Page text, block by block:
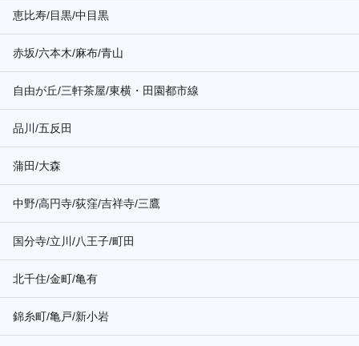
恵比寿/目黒/中目黒
赤坂/六本木/麻布/青山
自由が丘/三軒茶屋/東横・田園都市線
品川/五反田
蒲田/大森
中野/高円寺/荻窪/吉祥寺/三鷹
国分寺/立川/八王子/町田
北千住/金町/亀有
錦糸町/亀戸/新小岩